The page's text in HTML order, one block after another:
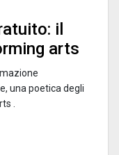
il
arts
una poetica degli
.